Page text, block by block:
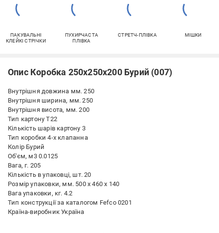
ПАКУВАЛЬНІ
КЛЕЙКІ СТРІЧКИ
ПУХИРЧАСТА
ПЛІВКА
СТРЕТЧ-ПЛІВКА МІШКИ
Опис Коробка 250х250х200 Бурий (007)
Внутрішня довжина мм. 250
Внутрішня ширина, мм. 250
Внутрішня висота, мм. 200
Тип картону Т22
Кількість шарів картону 3
Тип коробки 4-х клапанна
Колір Бурий
Об'єм, м3 0.0125
Вага, г. 205
Кількість в упаковці, шт. 20
Розмір упаковки, мм. 500 х 460 х 140
Вага упаковки, кг. 4.2
Тип конструкції за каталогом Fefco 0201
Країна-виробник Україна